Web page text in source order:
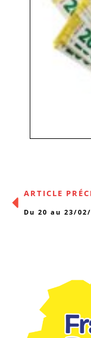
ARTICLE